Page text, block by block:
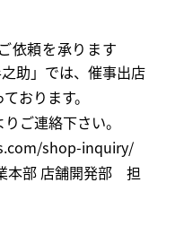
依頼を承ります
助」では、催事出店
おります。
ご連絡下さい。
shop-inquiry/
本部 店舗開発部 担